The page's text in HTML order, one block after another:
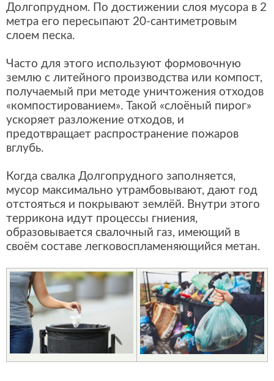
Долгопрудном. По достижении слоя мусора в 2
метра его пересыпают 20-сантиметровым
слоем песка.
Часто для этого используют формовочную
землю с литейного производства или компост,
получаемый при методе уничтожения отходов
«компостированием». Такой «слоёный пирог»
ускоряет разложение отходов, и
предотвращает распространение пожаров
вглубь.
Когда свалка Долгопрудного заполняется,
мусор максимально утрамбовывают, дают год
отстояться и покрывают землёй. Внутри этого
террикона идут процессы гниения,
образовывается свалочный газ, имеющий в
своём составе легковоспламеняющийся метан.